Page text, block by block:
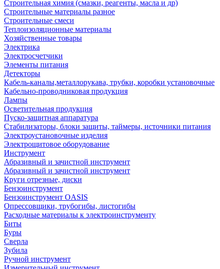
Строительная химия (смазки, реагенты, масла и др)
Строительные материалы разное
Строительные смеси
Теплоизоляционные материалы
Хозяйственные товары
Электрика
Электросчетчики
Элементы питания
Детекторы
Кабель-каналы,металлорукава, трубки, коробки установочные
Кабельно-проводниковая продукция
Лампы
Осветительная продукция
Пуско-защитная аппаратура
Стабилизаторы, блоки защиты, таймеры, источники питания
Электроустановочные изделия
Электрощитовое оборудование
Инструмент
Абразивный и зачистной инструмент
Абразивный и зачистной инструмент
Круги отрезные, диски
Бензоинструмент
Бензоинструмент OASIS
Опрессовщики, трубогибы, листогибы
Расходные материалы к электроинструменту
Биты
Буры
Сверла
Зубила
Ручной инструмент